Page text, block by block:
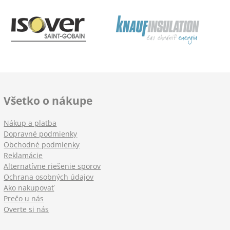
Všetko o nákupe
Nákup a platba
Dopravné podmienky
Obchodné podmienky
Reklamácie
Alternatívne riešenie sporov
Ochrana osobných údajov
Ako nakupovať
Prečo u nás
Overte si nás